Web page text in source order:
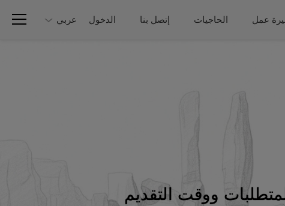
عمل الحاجيات إتصل بنا الدخول عربي
ووقت التقديم